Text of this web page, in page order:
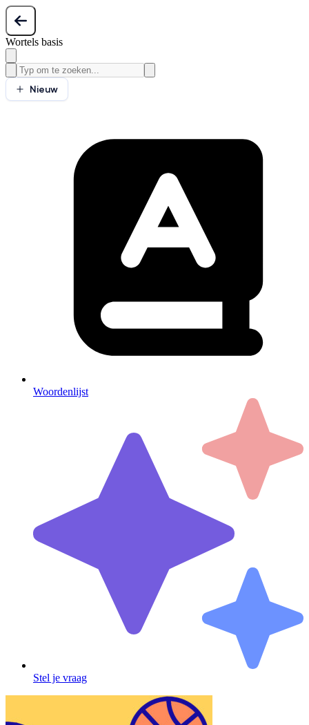
Wortels basis
Nieuw
Woordenlijst
Stel je vraag